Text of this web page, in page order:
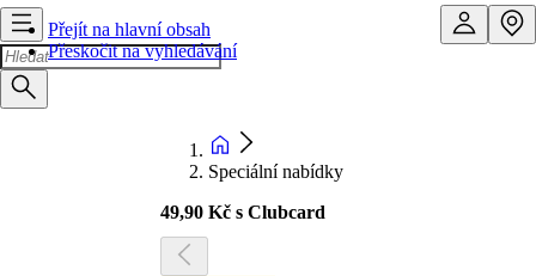
Přejít na hlavní obsah
Přeskočit na vyhledávání
Speciální nabídky
49,90 Kč s Clubcard